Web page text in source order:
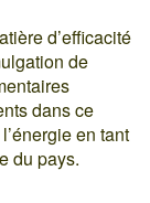
d’efficacité
de
dans ce
en tant
du pays.